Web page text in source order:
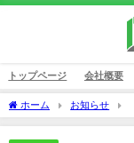
トップページ 会社概要
ホーム お知らせ